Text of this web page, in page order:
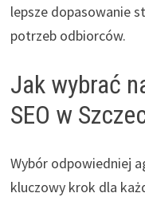
lepsze dopasowanie
potrzeb odbiorców.
Jak wybrać
SEO w
Wybór odpowiedniej
kluczowy krok dla